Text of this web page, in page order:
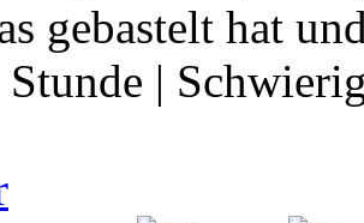
gebastelt hat
Stunde |